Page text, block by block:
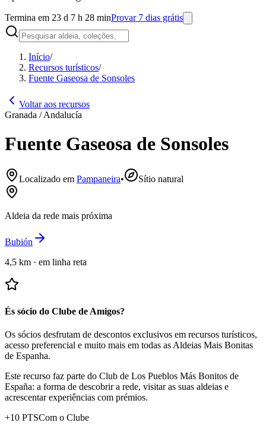
Termina em 23 d 7 h 28 minProvar 7 dias grátis
Início/
Recursos turísticos/
Fuente Gaseosa de Sonsoles
Voltar aos recursos
Granada / Andalucía
Fuente Gaseosa de Sonsoles
Localizado em Pampaneira• Sítio natural
Aldeia da rede mais próxima
Bubión
4,5 km · em linha reta
És sócio do Clube de Amigos?
Os sócios desfrutam de descontos exclusivos em recursos turísticos,
acesso preferencial e muito mais em todas as Aldeias Mais Bonitas
de Espanha.
Este recurso faz parte do Club de Los Pueblos Más Bonitos de
España: a forma de descobrir a rede, visitar as suas aldeias e
acrescentar experiências com prémios.
+10 PTSCom o Clube